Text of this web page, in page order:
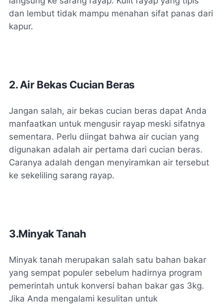
dan lembut tidak mampu menahan sifat panas dari
kapur.
2. Air Bekas Cucian Beras
Jangan salah, air bekas cucian beras dapat Anda
manfaatkan untuk mengusir rayap meski sifatnya
sementara. Perlu diingat bahwa air cucian yang
digunakan adalah air pertama dari cucian beras.
Caranya adalah dengan menyiramkan air tersebut
ke sekeliling sarang rayap.
3.Minyak Tanah
Minyak tanah merupakan salah satu bahan bakar
yang sempat populer sebelum hadirnya program
pemerintah untuk konversi bahan bakar gas 3kg.
Jika Anda mengalami kesulitan untuk